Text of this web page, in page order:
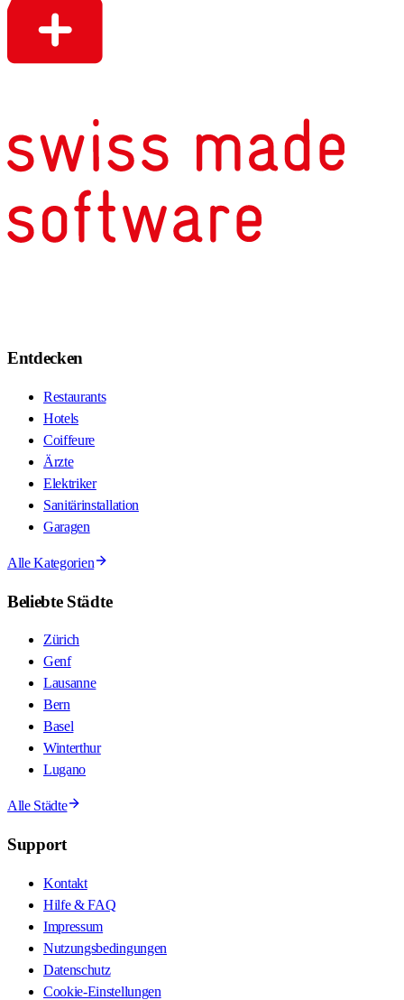
Entdecken
Restaurants
Hotels
Coiffeure
Ärzte
Elektriker
Sanitärinstallation
Garagen
Alle Kategorien
Beliebte Städte
Zürich
Genf
Lausanne
Bern
Basel
Winterthur
Lugano
Alle Städte
Support
Kontakt
Hilfe & FAQ
Impressum
Nutzungsbedingungen
Datenschutz
Cookie-Einstellungen